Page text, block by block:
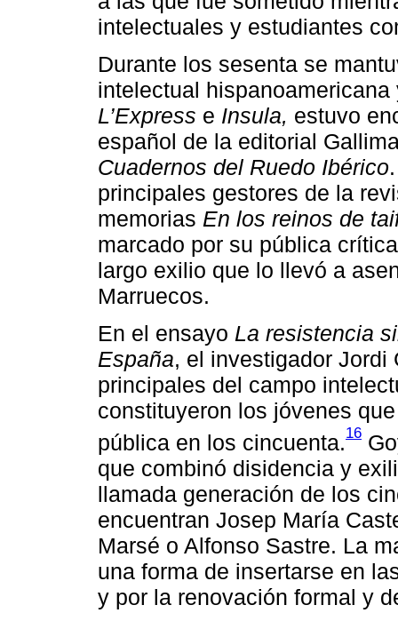
intelectuales y estudiantes
Durante los sesenta se
intelectual
L’Express e Insula, estuvo
español de la editorial
Cuadernos del Ruedo Ibérico
principales gestores de la
memorias En los reinos de
marcado por su pública
largo exilio que lo llevó a
Marruecos.
En el ensayo La resistencia
España, el investigador Jordi
principales del campo
constituyeron los jóvenes
pública en los cincuenta.16
que combinó disidencia y
llamada generación de los
encuentran Josep María
Marsé o Alfonso Sastre. La
una forma de insertarse en
y por la renovación formal y